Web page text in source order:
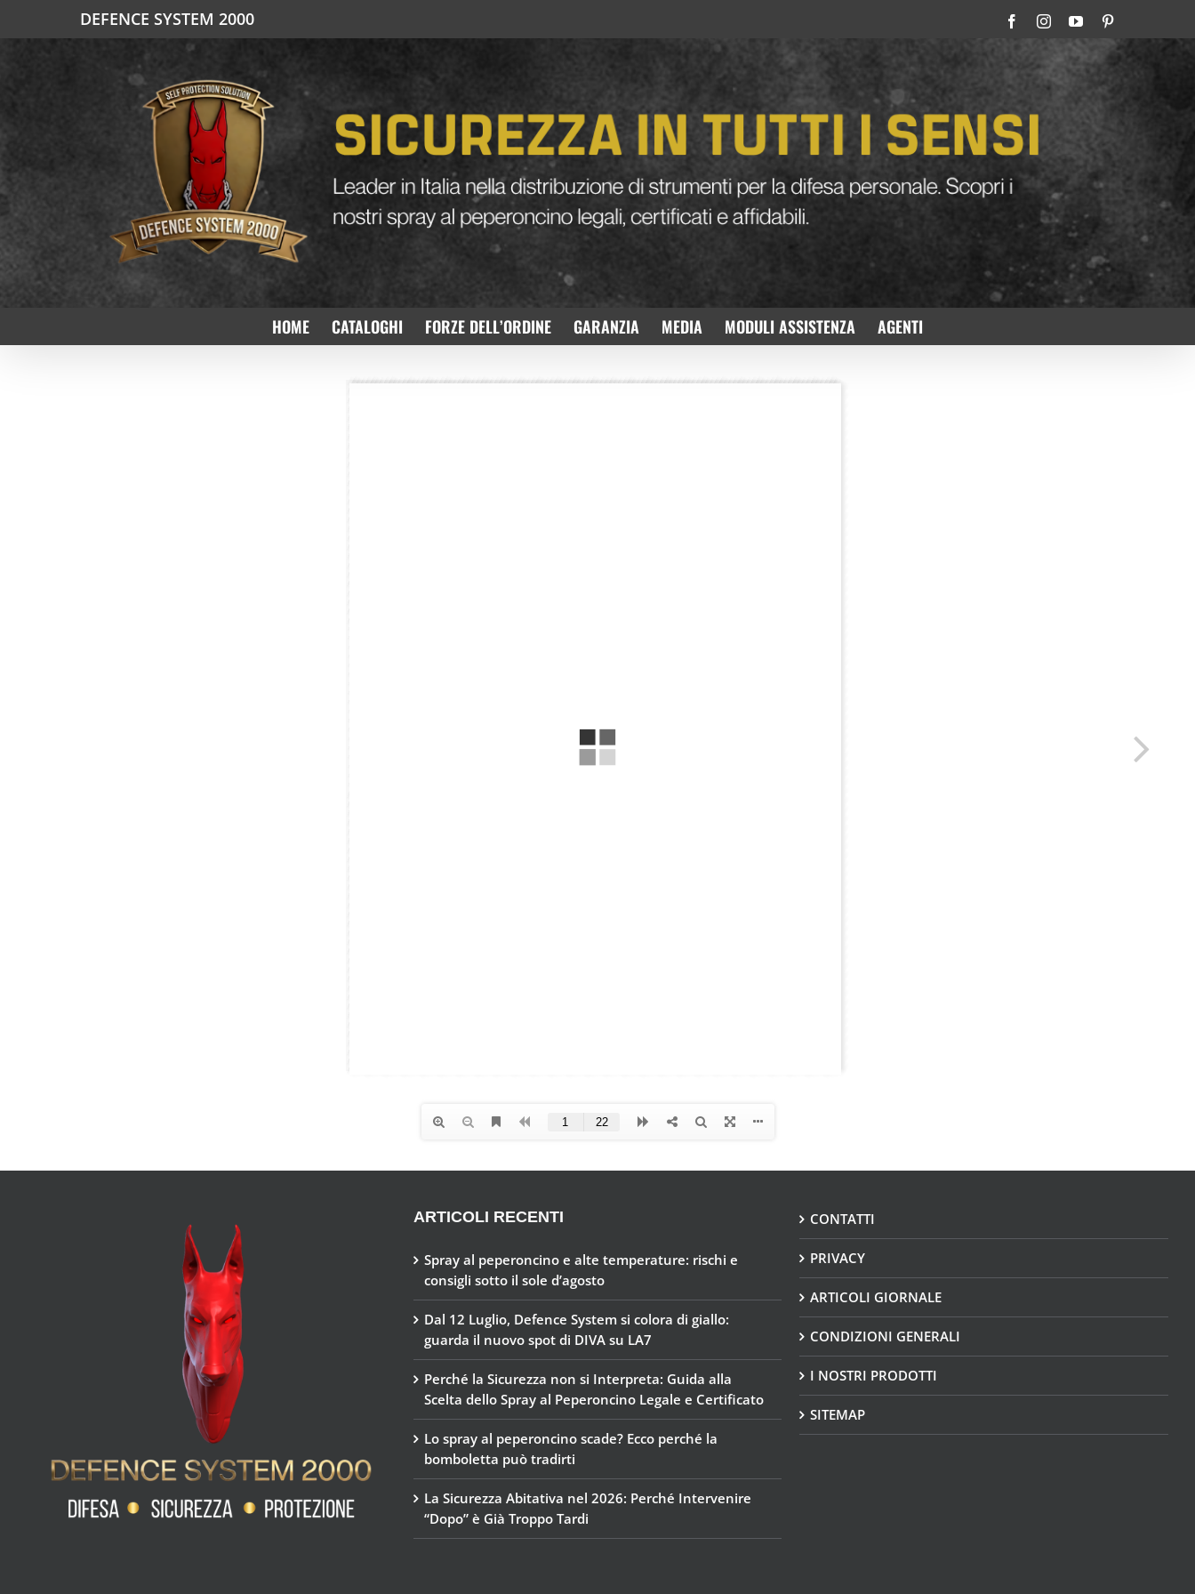
DEFENCE SYSTEM 2000 FacebookInstagramYouTube
HOME CATALOGHI FORZE DELL’ORDINE GARANZIA MEDIA MODULI ASSISTENZA AGENTI
ARTICOLI RECENTI
Spray al peperoncino e alte temperature: rischi e
consigli sotto il sole d’agosto
Dal 12 Luglio, Defence System si colora di giallo:
guarda il nuovo spot di DIVA su LA7
Perché la Sicurezza non si Interpreta: Guida alla
Scelta dello Spray al Peperoncino Legale e Certificato
Lo spray al peperoncino scade? Ecco perché la
bomboletta può tradirti
La Sicurezza Abitativa nel 2026: Perché Intervenire
“Dopo” è Già Troppo Tardi
CONTATTI
PRIVACY
ARTICOLI GIORNALE
CONDIZIONI GENERALI
I NOSTRI PRODOTTI
SITEMAP